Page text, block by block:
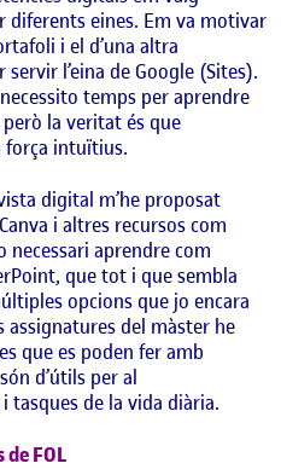
diferents eines. Em va motivar
i el d’una altra
l’eina de Google (Sites).
temps per aprendre
la veritat és que
força intuïtius.
digital m’he proposat
i altres recursos com
necessari aprendre com
que tot i que sembla
opcions que jo encara
assignatures del màster he
que es poden fer amb
d’útils per al
tasques de la vida diària.
FOL